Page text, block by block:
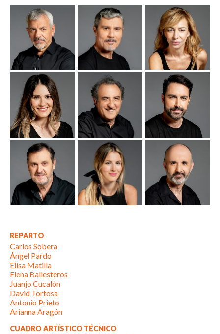
REPARTO
Carlos Sobera
Ángel Pardo
Elisa Matilla
Elena Ballesteros
Juanjo Cucalón
David Tortosa
Antonio Prieto
Arianna Aragón
CUADRO ARTÍSTICO TÉCNICO